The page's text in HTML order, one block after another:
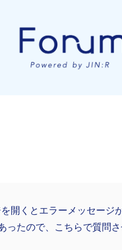
開くとエラーメッセージ
ったので、こちらで質問さ